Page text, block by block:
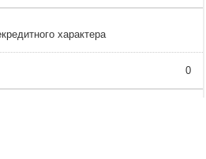
характера
0